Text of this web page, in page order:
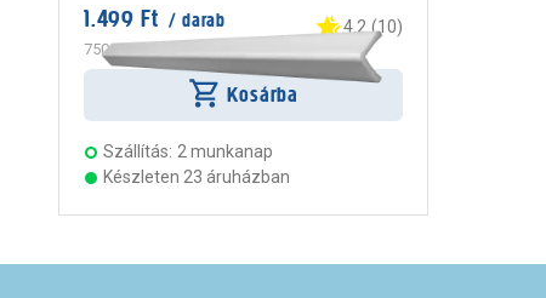
1.499 Ft / darab
750 Ft/ m
4.2 (10)
Kosárba
Szállítás: 2 munkanap
Készleten 23 áruházban